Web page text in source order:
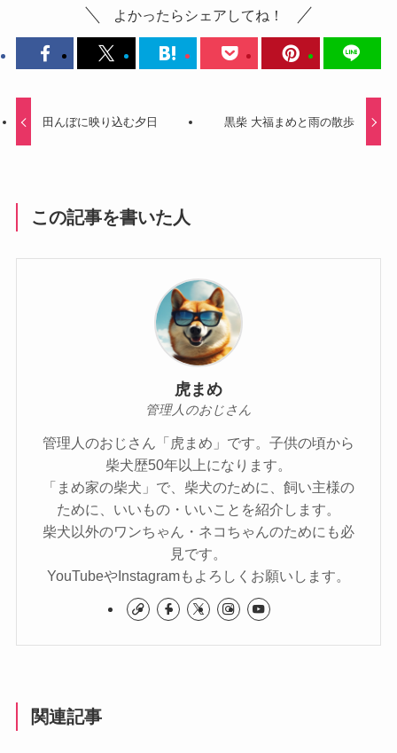
よかったらシェアしてね！
田んぼに映り込む夕日 黒柴 大福まめと雨の散歩
この記事を書いた人
虎まめ
管理人のおじさん
管理人のおじさん「虎まめ」です。子供の頃から
柴犬歴50年以上になります。
「まめ家の柴犬」で、柴犬のために、飼い主様の
ために、いいもの・いいことを紹介します。
柴犬以外のワンちゃん・ネコちゃんのためにも必
見です。
YouTubeやInstagramもよろしくお願いします。
関連記事